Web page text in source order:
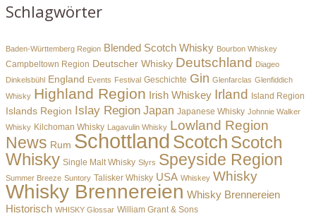
Schlagwörter
Baden-Württemberg Region Blended Scotch Whisky Bourbon Whiskey
Campbeltown Region Deutscher Whisky Deutschland
Diageo
Dinkelsbühl England Events Festival Geschichte Gin Glenfarclas Glenfiddich
Whisky Highland Region Irish Whiskey Irland Island Region
Islands Region Islay Region Japan Japanese Whisky Johnnie Walker
Whisky Kilchoman Whisky Lagavulin Whisky Lowland Region
News Rum Schottland Scotch Scotch
Whisky Single Malt Whisky Slyrs Speyside Region
Summer Breeze Suntory Talisker Whisky USA Whiskey Whisky
Whisky Brennereien Whisky Brennereien
Historisch WHISKY Glossar William Grant & Sons